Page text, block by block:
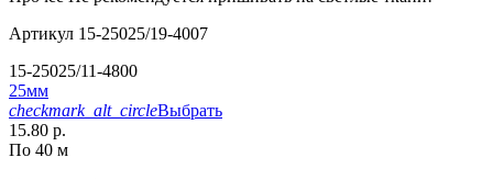
Артикул 15-25025/19-4007
15-25025/11-4800
25мм
checkmark_alt_circleВыбрать
15.80 р.
По 40 м